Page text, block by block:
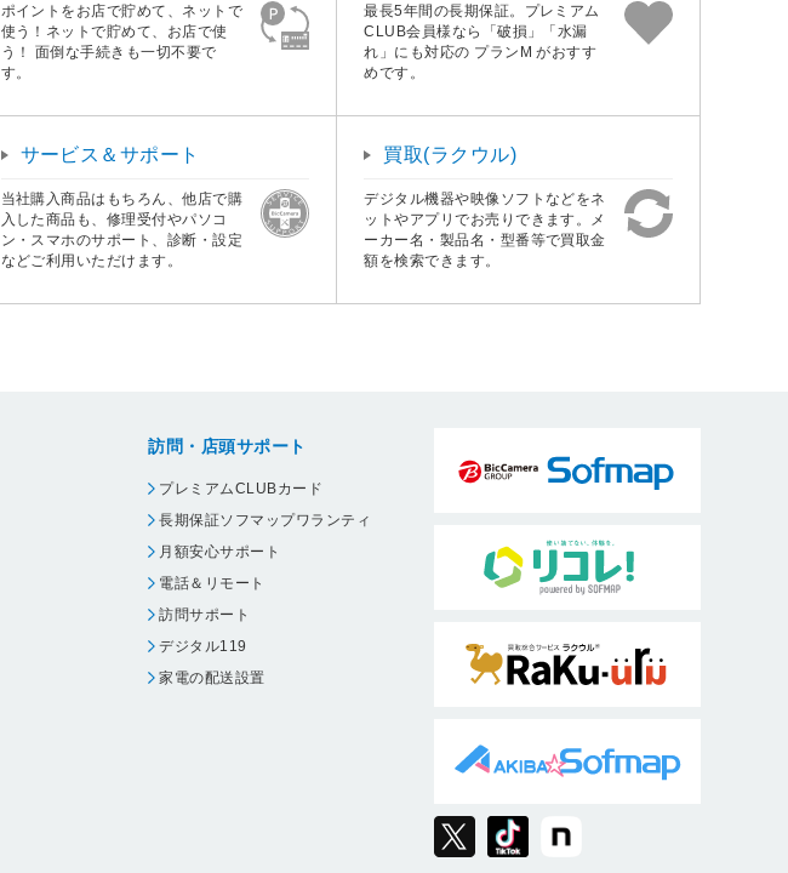
ポイントをお店で貯めて、ネットで
使う！ネットで貯めて、お店で使
う！ 面倒な手続きも一切不要で
す。
最長5年間の長期保証。プレミアム
CLUB会員様なら「破損」「水漏
れ」にも対応の プランM がおすす
めです。
サービス＆サポート
当社購入商品はもちろん、他店で購
入した商品も、修理受付やパソコ
ン・スマホのサポート、診断・設定
などご利用いただけます。
買取(ラクウル)
デジタル機器や映像ソフトなどをネ
ットやアプリでお売りできます。メ
ーカー名・製品名・型番等で買取金
額を検索できます。
訪問・店頭サポート
プレミアムCLUBカード
長期保証ソフマップワランティ
月額安心サポート
電話＆リモート
訪問サポート
デジタル119
家電の配送設置